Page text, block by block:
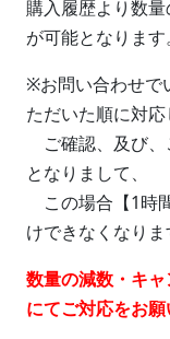
購入履歴より数
が可能となります。
※お問い合わせで
ただいた順に対応
ご確認、及び、
となりまして、
この場合【1時
けできなくなりま
数量の減数・キ
にてご対応をお願